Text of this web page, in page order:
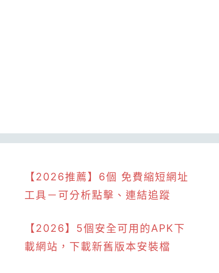
【2026推薦】6個 免費縮短網址
工具－可分析點擊、連結追蹤
【2026】5個安全可用的APK下
載網站，下載新舊版本安裝檔